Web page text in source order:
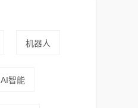
机器人
AI智能